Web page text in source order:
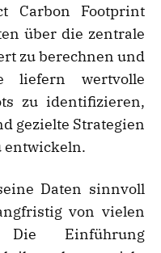
Carbon Footprint
über die zentrale
zu berechnen und
liefern wertvolle
zu identifizieren,
gezielte Strategien
entwickeln.
Daten sinnvoll
von vielen
Die Einführung